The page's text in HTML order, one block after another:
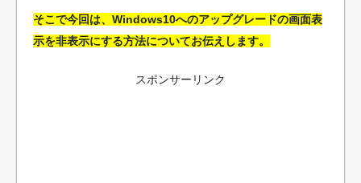
そこで今回は、Windows10へのアップグレードの画面表
示を非表示にする方法についてお伝えします。
スポンサーリンク